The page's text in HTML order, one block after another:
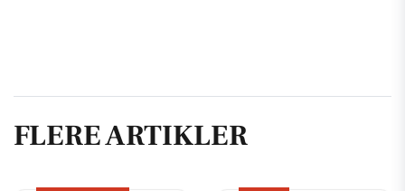
FLERE ARTIKLER